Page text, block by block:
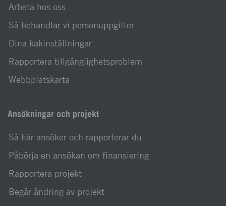
Arbeta hos oss
Så behandlar vi personuppgifter
Dina kakinställningar
Rapportera tillgänglighetsproblem
Webbplatskarta
Ansökningar och projekt
Så här ansöker och rapporterar du
Påbörja en ansökan om finansiering
Rapportera projekt
Begär ändring av projekt